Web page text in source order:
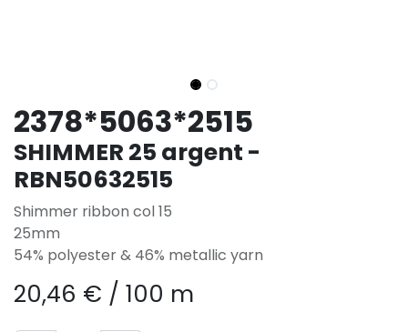
2378*5063*2515
SHIMMER 25 argent -
RBN50632515
Shimmer ribbon col 15
25mm
54% polyester & 46% metallic yarn
20,46 € / 100 m